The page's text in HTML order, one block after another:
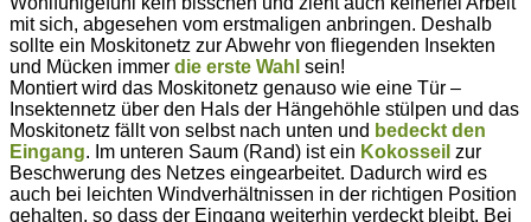
mit sich, abgesehen vom erstmaligen anbringen. Deshalb
sollte ein Moskitonetz zur Abwehr von fliegenden Insekten
und Mücken immer die erste Wahl sein!
Montiert wird das Moskitonetz genauso wie eine Tür –
Insektennetz über den Hals der Hängehöhle stülpen und das
Moskitonetz fällt von selbst nach unten und bedeckt den
Eingang. Im unteren Saum (Rand) ist ein Kokosseil zur
Beschwerung des Netzes eingearbeitet. Dadurch wird es
auch bei leichten Windverhältnissen in der richtigen Position
gehalten, so dass der Eingang weiterhin verdeckt bleibt. Bei